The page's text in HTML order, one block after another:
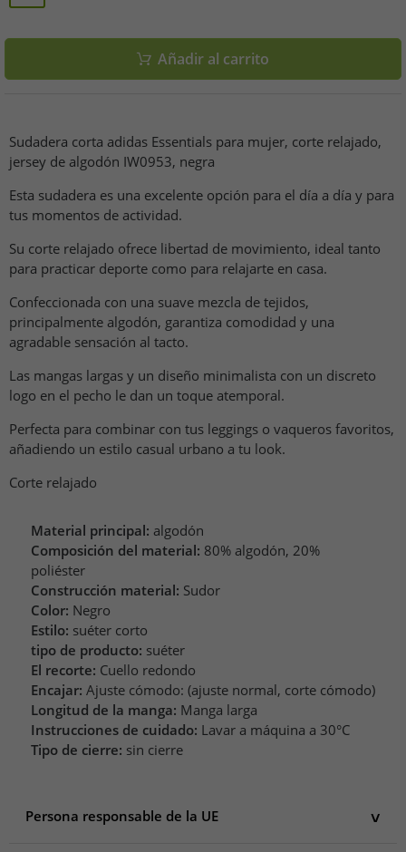
Añadir al carrito
Sudadera corta adidas Essentials para mujer, corte relajado,
jersey de algodón IW0953, negra
Esta sudadera es una excelente opción para el día a día y para
tus momentos de actividad.
Su corte relajado ofrece libertad de movimiento, ideal tanto
para practicar deporte como para relajarte en casa.
Confeccionada con una suave mezcla de tejidos,
principalmente algodón, garantiza comodidad y una
agradable sensación al tacto.
Las mangas largas y un diseño minimalista con un discreto
logo en el pecho le dan un toque atemporal.
Perfecta para combinar con tus leggings o vaqueros favoritos,
añadiendo un estilo casual urbano a tu look.
Corte relajado
Material principal: algodón
Composición del material: 80% algodón, 20%
poliéster
Construcción material: Sudor
Color: Negro
Estilo: suéter corto
tipo de producto: suéter
El recorte: Cuello redondo
Encajar: Ajuste cómodo: (ajuste normal, corte cómodo)
Longitud de la manga: Manga larga
Instrucciones de cuidado: Lavar a máquina a 30°C
Tipo de cierre: sin cierre
Persona responsable de la UE